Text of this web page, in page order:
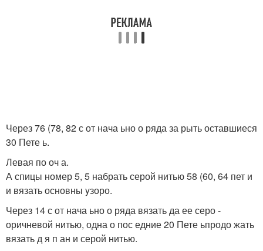
Через 76 (78, 82 с от нача ьно о ряда за рыть оставшиеся
30 Пете ь.
Левая по оч а.
А спицы номер 5, 5 набрать серой нитью 58 (60, 64 пет и
и вязать основны yзоро.
Через 14 с от нача ьно о ряда вязать да ее серо -
оричневой нитью, одна о пос едние 20 Пете ьпродо жать
вязать д я п ан и серой нитью.